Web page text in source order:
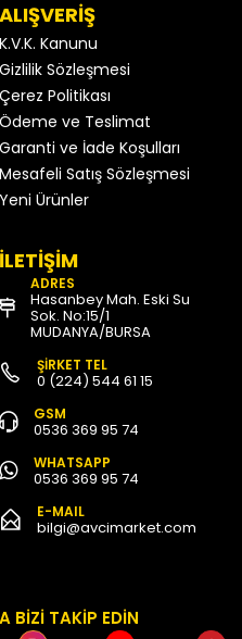
ALIŞVERİŞ
K.V.K. Kanunu
Gizlilik Sözleşmesi
Çerez Politikası
Ödeme ve Teslimat
Garanti ve İade Koşulları
Mesafeli Satış Sözleşmesi
Yeni Ürünler
İLETİŞİM
ADRES
Hasanbey Mah. Eski Su
Sok. No:15/1
MUDANYA/BURSA
ŞİRKET TEL
0 (224) 544 61 15
GSM
0536 369 95 74
WHATSAPP
0536 369 95 74
E-MAIL
bilgi@avcimarket.com
BİZİ TAKİP EDİN